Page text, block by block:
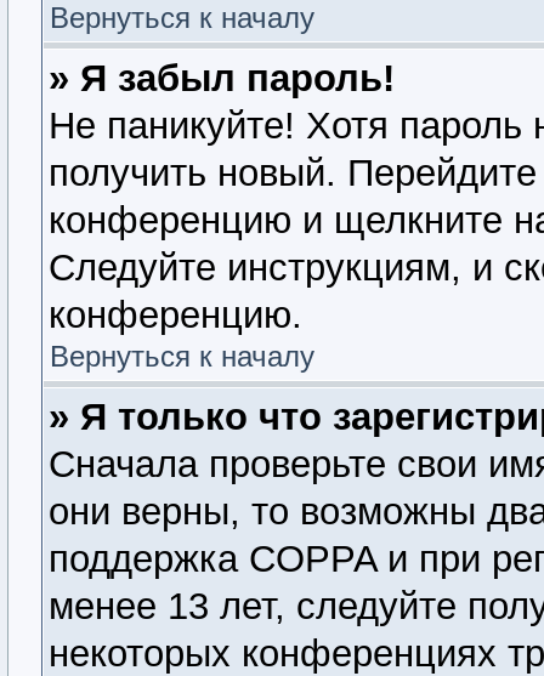
Вернуться к началу
» Я забыл пароль!
Не паникуйте! Хотя пароль
получить новый.
конференцию и щелкните
Следуйте инструкциям, и
конференцию.
Вернуться к началу
» Я только что
Сначала проверьте свои
они верны, то возможны
поддержка COPPA и при
менее 13 лет, следуйте
некоторых конференциях